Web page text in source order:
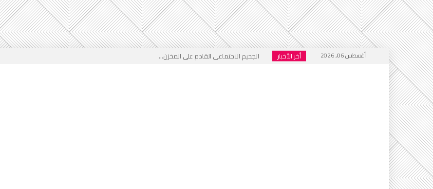
أغسطس 06, 2026 أخر الأخبار
الجحيم الاجتماعي القادم على المخزن...